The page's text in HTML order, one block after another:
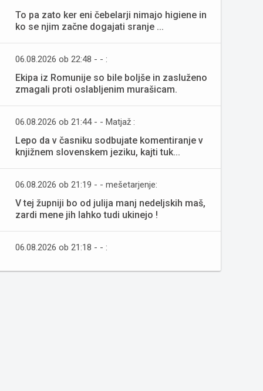
To pa zato ker eni čebelarji nimajo higiene in
ko se njim začne dogajati sranje ...
06.08.2026 ob 22:48 - - :
Ekipa iz Romunije so bile boljše in zasluženo
zmagali proti oslabljenim murašicam.
06.08.2026 ob 21:44 - - Matjaž :
Lepo da v časniku sodbujate komentiranje v
knjižnem slovenskem jeziku, kajti tuk...
06.08.2026 ob 21:19 - - mešetarjenje:
V tej župniji bo od julija manj nedeljskih maš,
zardi mene jih lahko tudi ukinejo !
06.08.2026 ob 21:18 - - :